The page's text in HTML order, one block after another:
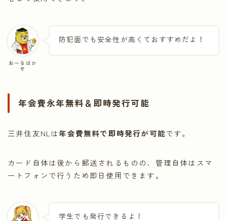
おーるはか
せ
防犯面でも安全性が高くておすすめだよ！
年会費永年無料＆即時発行可能
三井住友NLは年会費無料で即時発行が可能です。
カード自体は後から郵送されるものの、管理自体はスマ
ートフォンで行うため即日使用できます。
学生でも発行できるよ！